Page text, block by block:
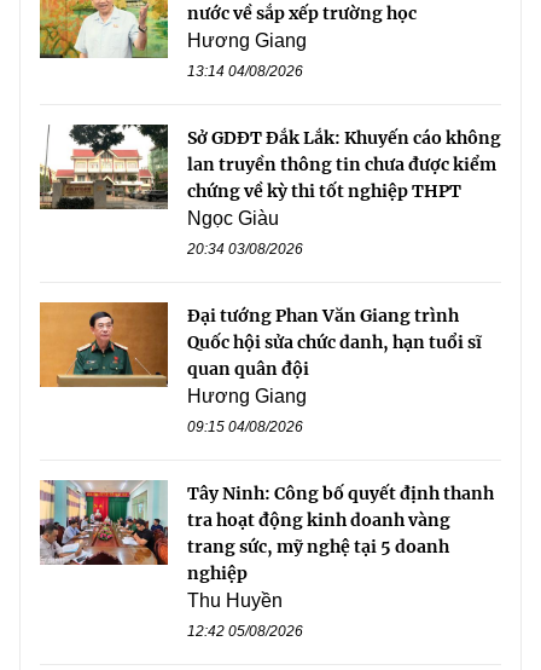
nước về sắp xếp trường học
Hương Giang
13:14 04/08/2026
Sở GDĐT Đắk Lắk: Khuyến cáo không
lan truyền thông tin chưa được kiểm
chứng về kỳ thi tốt nghiệp THPT
Ngọc Giàu
20:34 03/08/2026
Đại tướng Phan Văn Giang trình
Quốc hội sửa chức danh, hạn tuổi sĩ
quan quân đội
Hương Giang
09:15 04/08/2026
Tây Ninh: Công bố quyết định thanh
tra hoạt động kinh doanh vàng
trang sức, mỹ nghệ tại 5 doanh
nghiệp
Thu Huyền
12:42 05/08/2026